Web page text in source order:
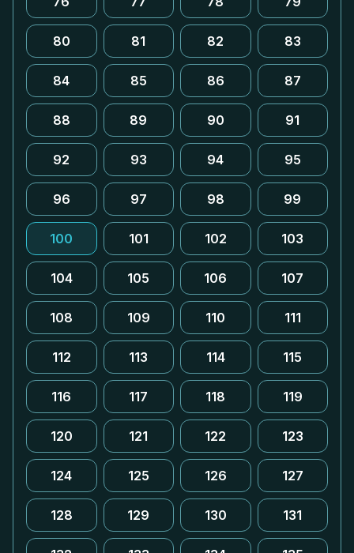
80 81 82 83
84 85 86 87
88 89 90 91
92 93 94 95
96 97 98 99
100 101 102 103
104 105 106 107
108 109 110 111
112 113 114 115
116 117 118 119
120 121 122 123
124 125 126 127
128 129 130 131